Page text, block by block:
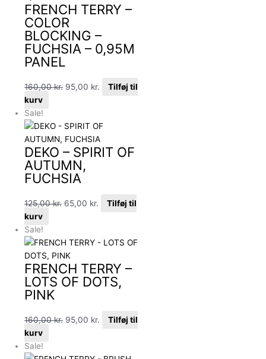
FRENCH TERRY –
COLOR
BLOCKING –
FUCHSIA – 0,95M
PANEL
160,00kr. 95,00 kr.
Tilføj til
kurv
Sale!
DEKO – SPIRIT OF
AUTUMN,
FUCHSIA
125,00kr. 65,00 kr.
Tilføj til
kurv
Sale!
FRENCH TERRY –
LOTS OF DOTS,
PINK
160,00kr. 95,00 kr.
Tilføj til
kurv
Sale!